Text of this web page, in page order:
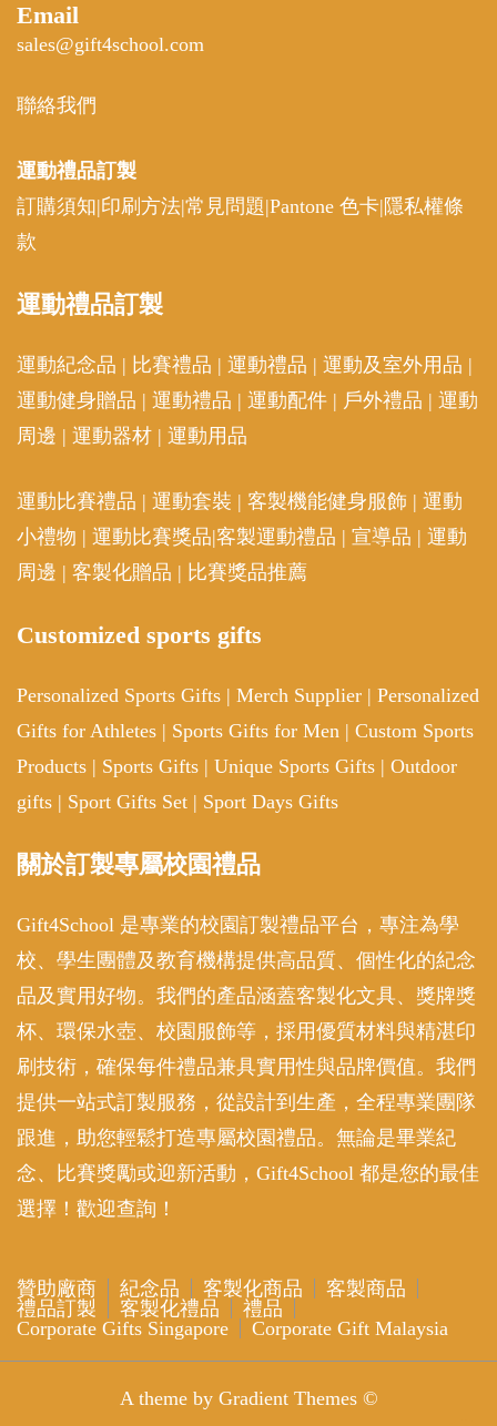
Email
sales@gift4school.com
聯絡我們
運動禮品訂製
訂購須知|印刷方法|常見問題|Pantone 色卡| 隱私權條
款
運動禮品訂製
運動紀念品 | 比賽禮品 | 運動禮品 | 運動及室外用品 |
運動健身贈品 | 運動禮品 | 運動配件 | 戶外禮品 | 運動
周邊 | 運動器材 | 運動用品
運動比賽禮品 | 運動套裝 | 客製機能健身服飾 | 運動
小禮物 | 運動比賽獎品|客製運動禮品 | 宣導品 | 運動
周邊 | 客製化贈品 | 比賽獎品推薦
Customized sports gifts
Personalized Sports Gifts | Merch Supplier | Personalized
Gifts for Athletes | Sports Gifts for Men | Custom Sports
Products | Sports Gifts | Unique Sports Gifts | Outdoor
gifts | Sport Gifts Set | Sport Days Gifts
關於訂製專屬校園禮品
Gift4School 是專業的校園訂製禮品平台，專注為學
校、學生團體及教育機構提供高品質、個性化的紀念
品及實用好物。我們的產品涵蓋客製化文具、獎牌獎
杯、環保水壺、校園服飾等，採用優質材料與精湛印
刷技術，確保每件禮品兼具實用性與品牌價值。我們
提供一站式訂製服務，從設計到生產，全程專業團隊
跟進，助您輕鬆打造專屬校園禮品。無論是畢業紀
念、比賽獎勵或迎新活動，Gift4School 都是您的最佳
選擇！歡迎查詢！
贊助廠商 紀念品 客製化商品
客製商品
禮品訂製
客製化禮品
禮品
Corporate Gifts Singapore
Corporate Gift Malaysia
A theme by Gradient Themes ©